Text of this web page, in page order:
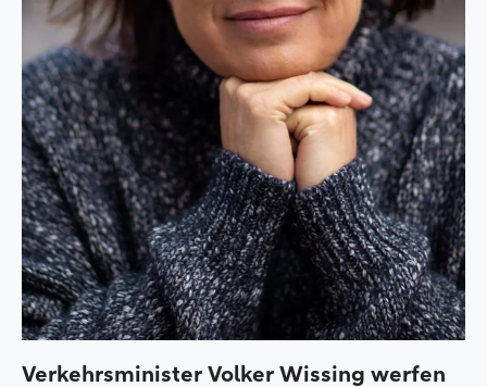
Verkehrsminister Volker Wissing werfen